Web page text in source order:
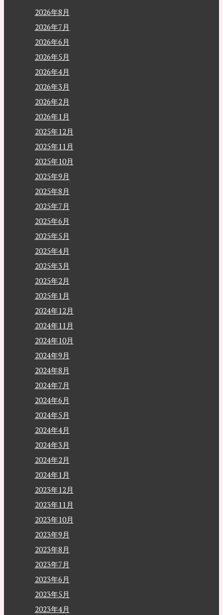
2026年8月
2026年7月
2026年6月
2026年5月
2026年4月
2026年3月
2026年2月
2026年1月
2025年12月
2025年11月
2025年10月
2025年9月
2025年8月
2025年7月
2025年6月
2025年5月
2025年4月
2025年3月
2025年2月
2025年1月
2024年12月
2024年11月
2024年10月
2024年9月
2024年8月
2024年7月
2024年6月
2024年5月
2024年4月
2024年3月
2024年2月
2024年1月
2023年12月
2023年11月
2023年10月
2023年9月
2023年8月
2023年7月
2023年6月
2023年5月
2023年4月